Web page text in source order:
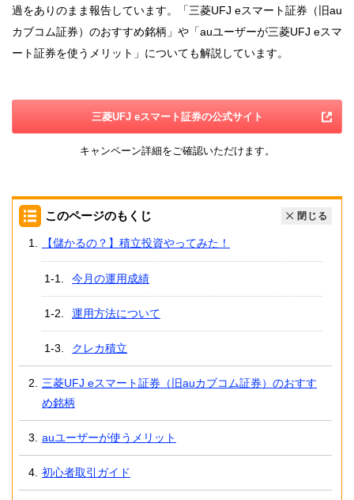
過をありのまま報告しています。「三菱UFJ eスマート証券（旧au
カブコム証券）のおすすめ銘柄」や「auユーザーが三菱UFJ eスマ
ート証券を使うメリット」についても解説しています。
三菱UFJ eスマート証券の公式サイト
キャンペーン詳細をご確認いただけます。
このページのもくじ 閉じる
【儲かるの？】積立投資やってみた！
今月の運用成績
運用方法について
クレカ積立
三菱UFJ eスマート証券（旧auカブコム証券）のおすす
め銘柄
auユーザーが使うメリット
初心者取引ガイド